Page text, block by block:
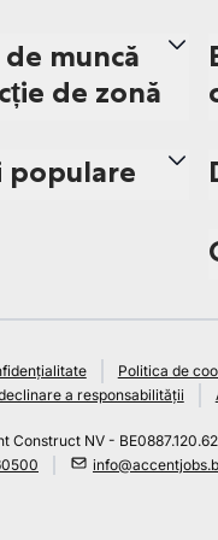
de muncă
de zonă
populare
Politica de
a responsabilității
Construct NV -